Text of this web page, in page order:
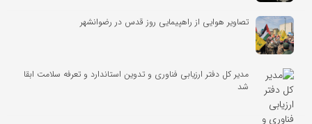
تصاویر هوایی از راهپیمایی روز قدس در رضوانشهر
مدیر کل دفتر ارزیابی فناوری و تدوین استاندارد و تعرفه سلامت ابقا
شد